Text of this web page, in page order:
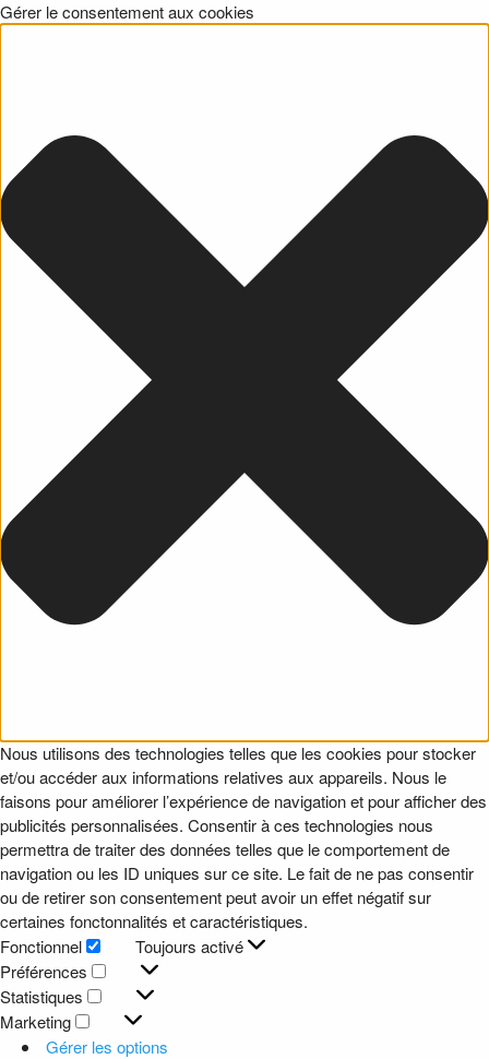
Gérer le consentement aux cookies
Nous utilisons des technologies telles que les cookies pour stocker
et/ou accéder aux informations relatives aux appareils. Nous le
faisons pour améliorer l’expérience de navigation et pour afficher des
publicités personnalisées. Consentir à ces technologies nous
permettra de traiter des données telles que le comportement de
navigation ou les ID uniques sur ce site. Le fait de ne pas consentir
ou de retirer son consentement peut avoir un effet négatif sur
certaines fonctonnalités et caractéristiques.
Fonctionnel
Fonctionnel
Toujours activé
Préférences
Préférences
Statistiques
Statistiques
Marketing
Marketing
Gérer les options